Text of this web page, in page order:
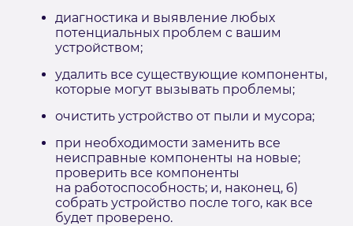
диагностика и выявление любых
потенциальных проблем с вашим
устройством;
удалить все существующие компоненты,
которые могут вызывать проблемы;
очистить устройство от пыли и мусора;
при необходимости заменить все
неисправные компоненты на новые;
проверить все компоненты
на работоспособность; и, наконец, 6)
собрать устройство после того, как все
будет проверено.